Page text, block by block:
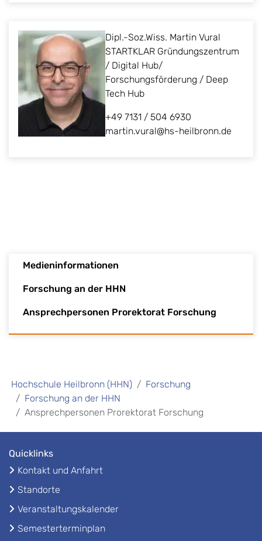
Dipl.-Soz.Wiss. Martin Vural
STARTKLAR Gründungszentrum
/ Digital Hub/
Forschungsförderung / Deep
Tech Hub
+49 7131 / 504 6930
martin.vural@hs-heilbronn.de
Medieninformationen
Forschung an der HHN
Ansprechpersonen Prorektorat Forschung
Hochschule Heilbronn (HHN)
Forschung
Forschung an der HHN
Ansprechpersonen Prorektorat Forschung
Quicklinks
Kontakt und Anfahrt
Standorte
Veranstaltungskalender
Semesterterminplan